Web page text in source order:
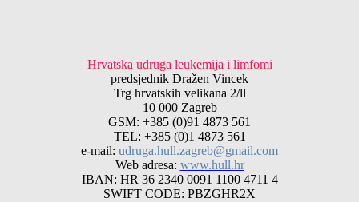
Hrvatska udruga leukemija i limfomi
predsjednik Dražen Vincek
Trg hrvatskih velikana 2/ll
10 000 Zagreb
GSM: +385 (0)91 4873 561
TEL: +385 (0)1 4873 561
e-mail: udruga.hull.zagreb@gmail.com
Web adresa: www.hull.hr
IBAN: HR 36 2340 0091 1100 4711 4
SWIFT CODE: PBZGHR2X